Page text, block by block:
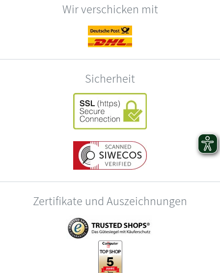
Wir verschicken mit
Sicherheit
Zertifikate und Auszeichnungen